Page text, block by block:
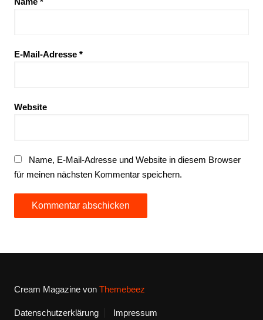
E-Mail-Adresse *
Website
Name, E-Mail-Adresse und Website in diesem Browser
für meinen nächsten Kommentar speichern.
Cream Magazine von Themebeez
Datenschutzerklärung Impressum